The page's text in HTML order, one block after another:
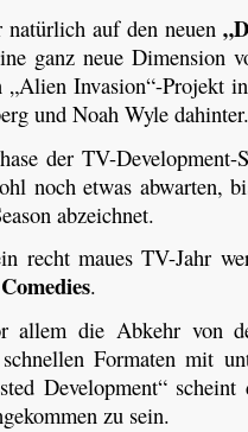
natürlich auf den neuen
ganz neue Dimension
Invasion“-Projekt
und Noah Wyle dahinter.
der TV-
noch etwas abwarten,
abzeichnet.
recht maues TV-Jahr
Comedies.
allem die Abkehr von
Formaten mit
Development“
zu sein.